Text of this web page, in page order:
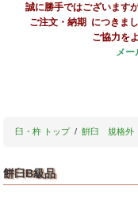
誠に勝手ではございます
ご注文・納期 につきま
ご協力を
メ
臼・杵 トップ 餠臼 規格外
餅臼B級品